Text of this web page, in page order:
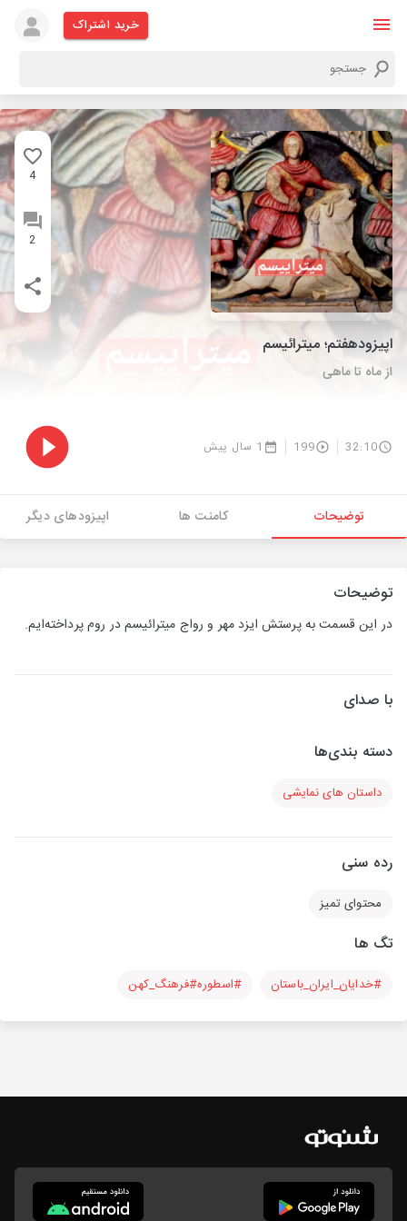
خرید اشتراک
4
2
اپیزودهفتم؛ میترائیسم
از ماه تا ماهی
32:10
199 1 سال پیش
توضیحات کامنت ها اپیزودهای دیگر
توضیحات
در این قسمت به پرستش ایزد مهر و رواج میترائیسم در روم پرداخته‌ایم.
با صدای
دسته بندی‌ها
داستان های نمایشی
رده سنی
محتوای تمیز
تگ ها
#خدایان_ایران_باستان #اسطوره#فرهنگ_کهن